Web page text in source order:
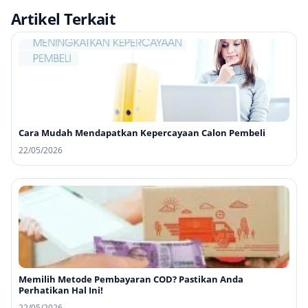
Artikel Terkait
Cara Mudah Mendapatkan Kepercayaan Calon Pembeli
22/05/2026
Memilih Metode Pembayaran COD? Pastikan Anda
Perhatikan Hal Ini!